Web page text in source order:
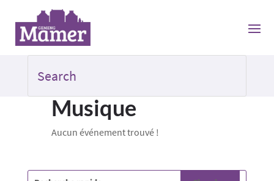
Musique
Aucun événement trouvé !